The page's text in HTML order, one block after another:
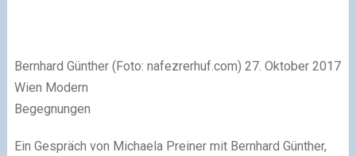
Bernhard Günther (Foto: nafezrerhuf.com) 27. Oktober 2017
Wien Modern
Begegnungen
Ein Gespräch von Michaela Preiner mit Bernhard Günther,